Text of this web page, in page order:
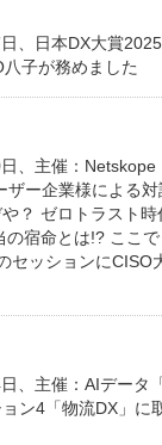
日、日本DX大賞
子が務めました
日、主催：
ー企業様による対
？ ゼロトラスト
の宿命とは!? ここ
セッションにCISO
日、主催：AIデータ
ン4「物流DX」に